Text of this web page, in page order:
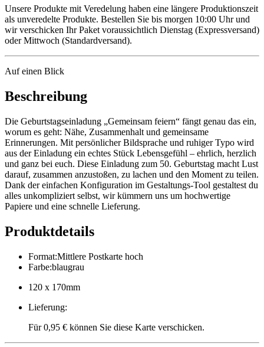
Unsere Produkte mit Veredelung haben eine längere Produktionszeit
als unveredelte Produkte. Bestellen Sie bis morgen 10:00 Uhr und
wir verschicken Ihr Paket voraussichtlich Dienstag (Expressversand)
oder Mittwoch (Standardversand).
Auf einen Blick
Beschreibung
Die Geburtstagseinladung „Gemeinsam feiern“ fängt genau das ein,
worum es geht: Nähe, Zusammenhalt und gemeinsame
Erinnerungen. Mit persönlicher Bildsprache und ruhiger Typo wird
aus der Einladung ein echtes Stück Lebensgefühl – ehrlich, herzlich
und ganz bei euch. Diese Einladung zum 50. Geburtstag macht Lust
darauf, zusammen anzustoßen, zu lachen und den Moment zu teilen.
Dank der einfachen Konfiguration im Gestaltungs-Tool gestaltest du
alles unkompliziert selbst, wir kümmern uns um hochwertige
Papiere und eine schnelle Lieferung.
Produktdetails
Format:Mittlere Postkarte hoch
Farbe:blaugrau
120 x 170mm
Lieferung:
Für 0,95 € können Sie diese Karte verschicken.